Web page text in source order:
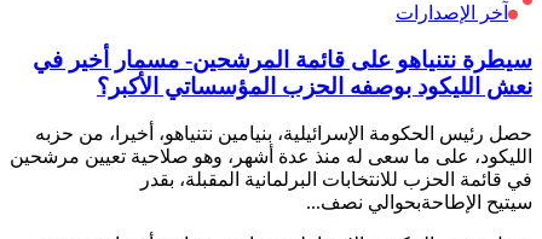
آخر الإصدارات
سيطرة نتنياهو على قائمة المرشحين- مسمار أخير في
نعش الليكود بوصفه الحزب المؤسساتي الأكبر؟
حصل رئيس الحكومة الإسرائيلية، بنيامين نتنياهو، أخيرا، من حزبه
الليكود، على ما سعى له منذ عدة أشهر، وهو صلاحية تعيين مرشحين
في قائمة الحزب للانتخابات البرلمانية المقبلة، بقدر
سيتيح الإطاحةبحوالي نصف...